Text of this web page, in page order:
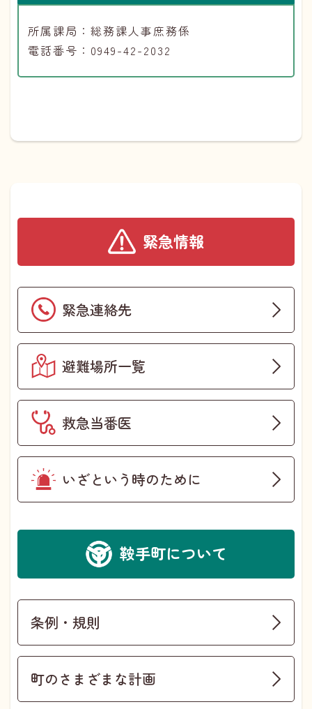
所属課局：総務課人事庶務係
電話番号：0949-42-2032
緊急情報
緊急連絡先
避難場所一覧
救急当番医
いざという時のために
鞍手町について
条例・規則
町のさまざまな計画